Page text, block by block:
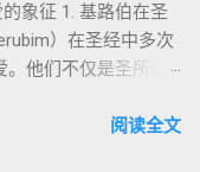
守望者，Watchers）
巨人（Nephilim）。
药草使用和占星
4》的“神的众子”相呼
象征 1. 基路伯在圣
他们不仅是圣所的
现，被安置在伊甸园
阅读全文